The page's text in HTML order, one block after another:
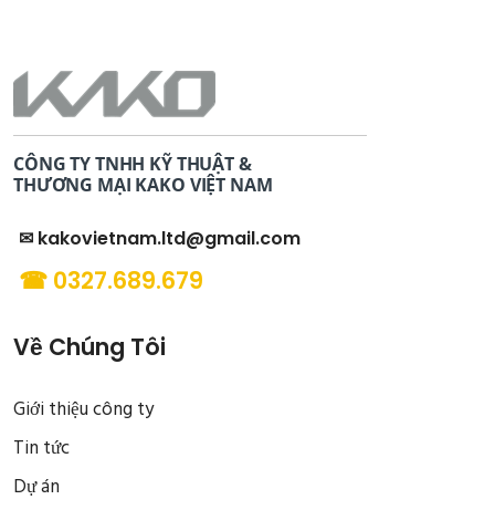
CÔNG TY TNHH KỸ THUẬT &
THƯƠNG MẠI KAKO VIỆT NAM
✉ kakovietnam.ltd@gmail.com
☎ 0327.689.679
Về Chúng Tôi
Giới thiệu công ty
Tin tức
Dự án